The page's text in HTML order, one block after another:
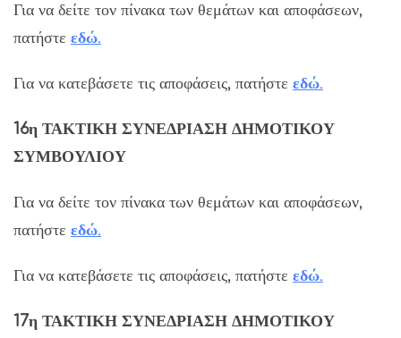
Για να δείτε τον πίνακα των θεμάτων και αποφάσεων,
πατήστε εδώ.
Για να κατεβάσετε τις αποφάσεις, πατήστε εδώ.
16η ΤΑΚΤΙΚΗ ΣΥΝΕΔΡΙΑΣΗ ΔΗΜΟΤΙΚΟΥ
ΣΥΜΒΟΥΛΙΟΥ
Για να δείτε τον πίνακα των θεμάτων και αποφάσεων,
πατήστε εδώ.
Για να κατεβάσετε τις αποφάσεις, πατήστε εδώ.
17η ΤΑΚΤΙΚΗ ΣΥΝΕΔΡΙΑΣΗ ΔΗΜΟΤΙΚΟΥ